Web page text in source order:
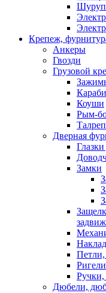
Крепеж,
Анкеры
Гвозди
Грузовой
Коуши
Рым-
Дверная
Замки
Ригели
Дюбели,